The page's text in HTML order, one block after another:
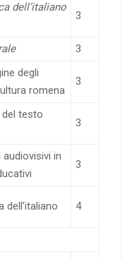
dell’italiano
3
3
degli
romena
3
testo
3
in
3
dell’italiano 4